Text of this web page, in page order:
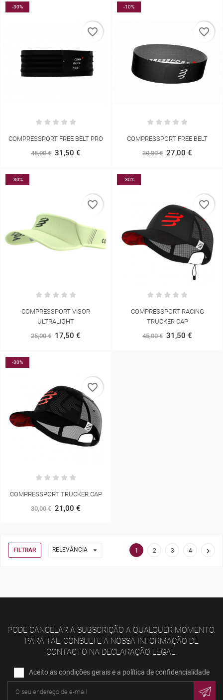
-30%
COMPRESSPORT FREE BELT PRO
45,00 € 31,50 €
favorite_border
-10%
COMPRESSPORT FREE BELT
30,00 € 27,00 €
favorite_border
-30%
COMPRESSPORT VISOR
ULTRALIGHT
25,00 € 17,50 €
favorite_border
-30%
COMPRESSPORT RACING
TRUCKER CAP
45,00 € 31,50 €
favorite_border
-30%
COMPRESSPORT TRUCKER CAP
30,00 € 21,00 €
favorite_border
FILTRAR RELEVÂNCIA  1 2 3 4 
PODE CANCELAR A SUBSCRIÇÃO A QUALQUER MOMENTO.
PARA TAL, CONSULTE A NOSSA INFORMAÇÃO DE
CONTACTO NA DECLARAÇÃO LEGAL.
Aceito as condições gerais e a política de confidencialidade